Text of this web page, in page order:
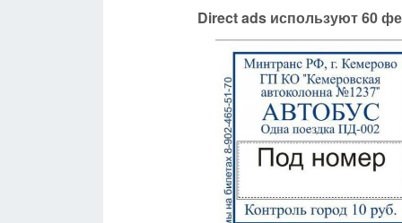
Directads используют 60